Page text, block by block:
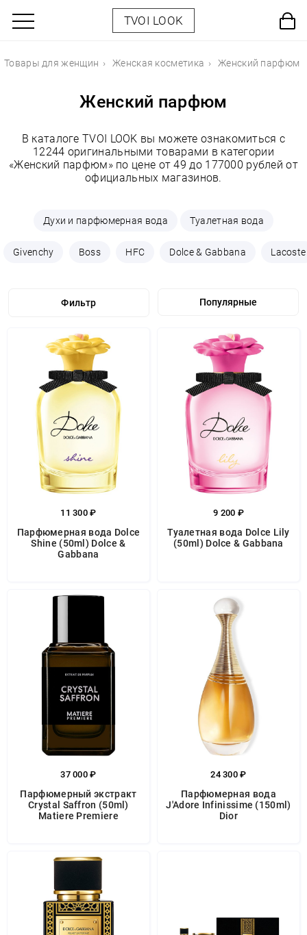
TVOI LOOK
Товары для женщин Женская косметика Женский парфюм
Женский парфюм
В каталоге TVOI LOOK вы можете ознакомиться с
12244 оригинальными товарами в категории
«Женский парфюм» по цене от 49 до 177000 рублей от
официальных магазинов.
Духи и парфюмерная вода Туалетная вода
Givenchy Boss HFC Dolce & Gabbana Lacoste
Фильтр
11 300 ₽
Парфюмерная вода Dolce
Shine (50ml) Dolce &
Gabbana
9 200 ₽
Туалетная вода Dolce Lily
(50ml) Dolce & Gabbana
37 000 ₽
Парфюмерный экстракт
Crystal Saffron (50ml)
Matiere Premiere
24 300 ₽
Парфюмерная вода
J'Adore Infinissime (150ml)
Dior